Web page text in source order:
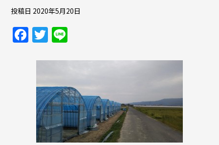
投稿日 2020年5月20日
F
a
c
e
b
o
o
T
w
itt
er
e